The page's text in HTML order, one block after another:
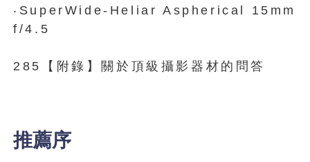
‧SuperWide-Heliar Aspherical 15mm
f/4.5
285【附錄】關於頂級攝影器材的問答
推薦序